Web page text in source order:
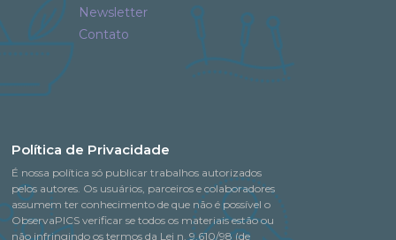
Newsletter
Contato
Política de Privacidade
É nossa política só publicar trabalhos autorizados
pelos autores. Os usuários, parceiros e colaboradores
assumem ter conhecimento de que não é possível o
ObservaPICS verificar se todos os materiais estão ou
não infringindo os termos da Lei n. 9.610/98 (de